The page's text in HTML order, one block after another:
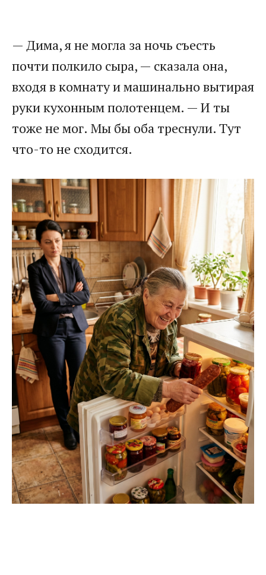
— Дима, я не могла за ночь съесть
почти полкило сыра, — сказала она,
входя в комнату и машинально вытирая
руки кухонным полотенцем. — И ты
тоже не мог. Мы бы оба треснули. Тут
что-то не сходится.